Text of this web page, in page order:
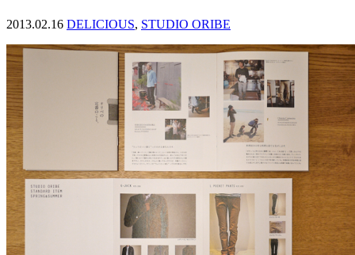
2013.02.16 DELICIOUS, STUDIO ORIBE